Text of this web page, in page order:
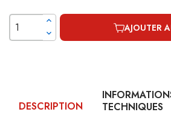
AJOUTER
DESCRIPTION
TECHNIQUES